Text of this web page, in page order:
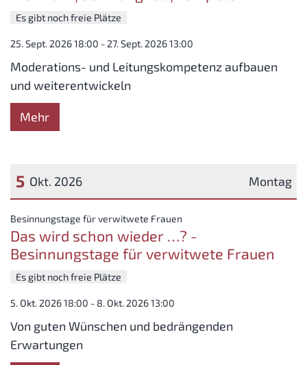
Es gibt noch freie Plätze
25. Sept. 2026 18:00 - 27. Sept. 2026 13:00
Moderations- und Leitungskompetenz aufbauen
und weiterentwickeln
Mehr
Montag
5 Okt. 2026
Datum: 5. Oktober 2026
Besinnungstage für verwitwete Frauen
Das wird schon wieder …? -
Besinnungstage für verwitwete Frauen
Es gibt noch freie Plätze
5. Okt. 2026 18:00 - 8. Okt. 2026 13:00
Von guten Wünschen und bedrängenden
Erwartungen